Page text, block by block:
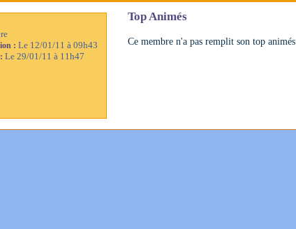
: Le 12/01/11 à 09h43
Le 29/01/11 à 11h47
Top Animés
Ce membre n'a pas remplit son top animés